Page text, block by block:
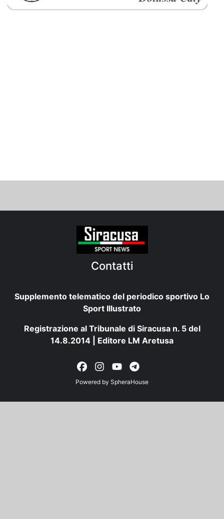
Contatti
Supplemento telematico del periodico sportivo Lo
Sport Illustrato
Registrazione al Tribunale di Siracusa n. 5 del
14.8.2014 | Editore LM Aretusa
Powered by SpheraHouse